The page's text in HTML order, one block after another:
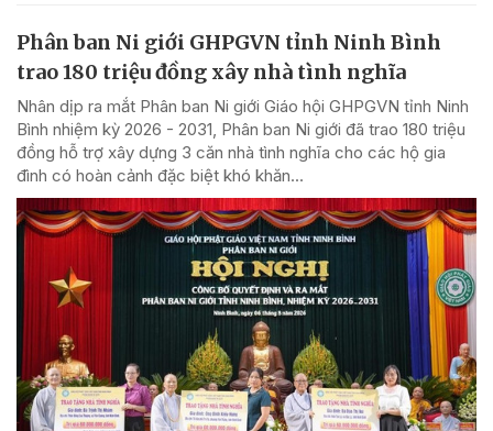
Phân ban Ni giới GHPGVN tỉnh Ninh Bình
trao 180 triệu đồng xây nhà tình nghĩa
Nhân dịp ra mắt Phân ban Ni giới Giáo hội GHPGVN tỉnh Ninh
Bình nhiệm kỳ 2026 - 2031, Phân ban Ni giới đã trao 180 triệu
đồng hỗ trợ xây dựng 3 căn nhà tình nghĩa cho các hộ gia
đình có hoàn cảnh đặc biệt khó khăn...